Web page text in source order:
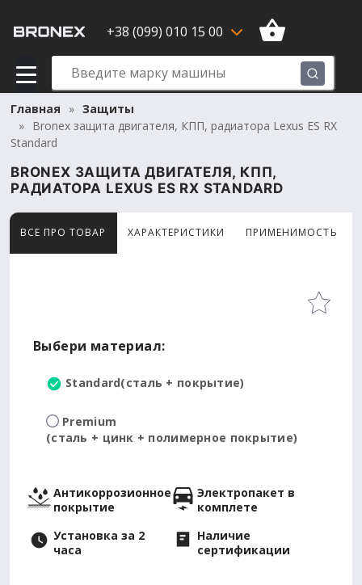
+38 (099) 010 15 00
Главная
Защиты
Bronex защита двигателя, КПП, радиатора Lexus ES RX
Standard
BRONEX ЗАЩИТА ДВИГАТЕЛЯ, КПП,
РАДИАТОРА LEXUS ES RX STANDARD
ВСЕ ПРО ТОВАР ХАРАКТЕРИСТИКИ ПРИМЕНИМОСТЬ
Товар просматривают сейчас 8 человек
Выбери материал:
Standard(сталь + покрытие)
Premium
(сталь + цинк + полимерное покрытие)
Антикоррозионное
покрытие
Электропакет в
комплете
Установка за 2
часа
Наличие
сертификации